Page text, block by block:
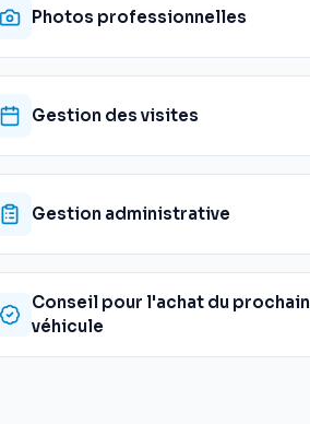
Photos professionnelles
Gestion des visites
Gestion administrative
Conseil pour l'achat du prochain
véhicule